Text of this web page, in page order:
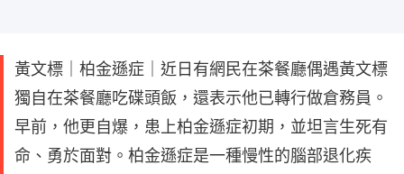
黃文標｜柏金遜症｜近日有網民在茶餐廳偶遇黃文標
獨自在茶餐廳吃碟頭飯，還表示他已轉行做倉務員。
早前，他更自爆，患上柏金遜症初期，並坦言生死有
命、勇於面對。柏金遜症是一種慢性的腦部退化疾